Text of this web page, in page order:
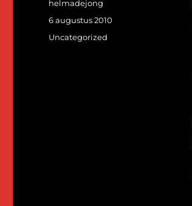
Auteur
helmadejong
Geplaatst
6 augustus 2010
Categorieën
Uncategorized